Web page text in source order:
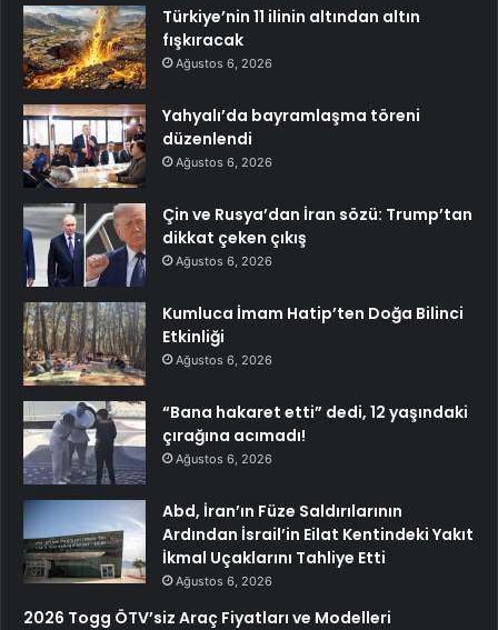
Türkiye’nin 11 ilinin altından altın
fışkıracak
Ağustos 6, 2026
Yahyalı’da bayramlaşma töreni
düzenlendi
Ağustos 6, 2026
Çin ve Rusya’dan İran sözü: Trump’tan
dikkat çeken çıkış
Ağustos 6, 2026
Kumluca İmam Hatip’ten Doğa Bilinci
Etkinliği
Ağustos 6, 2026
“Bana hakaret etti” dedi, 12 yaşındaki
çırağına acımadı!
Ağustos 6, 2026
Abd, İran’ın Füze Saldırılarının
Ardından İsrail’in Eilat Kentindeki Yakıt
İkmal Uçaklarını Tahliye Etti
Ağustos 6, 2026
2026 Togg ÖTV’siz Araç Fiyatları ve Modelleri